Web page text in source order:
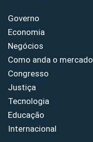
Governo
Economia
Negócios
Como anda o mercado
Congresso
Justiça
Tecnologia
Educação
Internacional